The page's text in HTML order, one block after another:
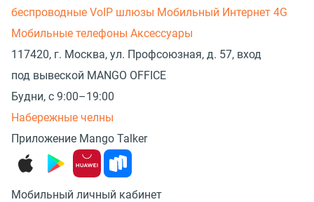
беспроводные VoIP шлюзы Мобильный Интернет 4G
Мобильные телефоны Аксессуары
117420, г. Москва, ул. Профсоюзная, д. 57, вход
под вывеской MANGO OFFICE
Будни, с 9:00–19:00
Набережные челны
Приложение Mango Talker
Мобильный личный кабинет